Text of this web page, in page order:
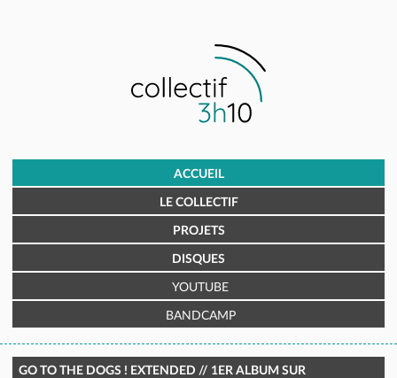
ACCUEIL
LE COLLECTIF
PROJETS
DISQUES
YOUTUBE
BANDCAMP
GO TO THE DOGS ! EXTENDED // 1ER ALBUM SUR